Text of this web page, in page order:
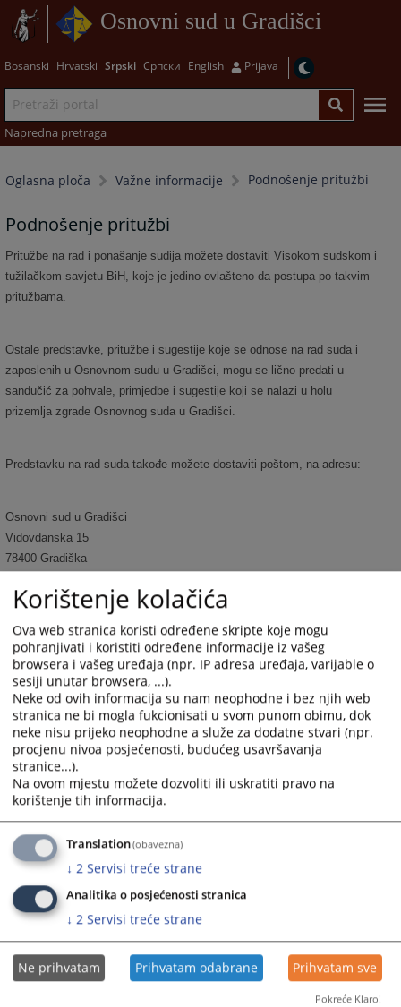
Osnovni sud u Gradišci
Bosanski Hrvatski Srpski Српски English Prijava
Napredna pretraga
Oglasna ploča Važne informacije Podnošenje pritužbi
Podnošenje pritužbi
Pritužbe na rad i ponašanje sudija možete dostaviti Visokom sudskom i
tužilačkom savjetu BiH, koje je jedino ovlašteno da postupa po takvim
pritužbama.
Ostale predstavke, pritužbe i sugestije koje se odnose na rad suda i
zaposlenih u Osnovnom sudu u Gradišci, mogu se lično predati u
sandučić za pohvale, primjedbe i sugestije koji se nalazi u holu
prizemlja zgrade Osnovnog suda u Gradišci.
Predstavku na rad suda takođe možete dostaviti poštom, na adresu:
Osnovni sud u Gradišci
Vidovdanska 15
78400 Gradiška
Bosna i Hercegovina
4597
Linkovi
ВСТВ
Korištenje kolačića
Ova web stranica koristi određene skripte koje mogu
pohranjivati i koristiti određene informacije iz vašeg
browsera i vašeg uređaja (npr. IP adresa uređaja, varijable o
sesiji unutar browsera, ...).
Neke od ovih informacija su nam neophodne i bez njih web
stranica ne bi mogla fukcionisati u svom punom obimu, dok
neke nisu prijeko neophodne a služe za dodatne stvari (npr.
procjenu nivoa posjećenosti, budućeg usavršavanja
stranice...).
Na ovom mjestu možete dozvoliti ili uskratiti pravo na
korištenje tih informacija.
Translation(obavezna)
↓ 2 Servisi treće strane
Analitika o posjećenosti stranica
↓ 2 Servisi treće strane
Ne prihvatam Prihvatam odabrane Prihvatam sve
Pokreće Klaro!